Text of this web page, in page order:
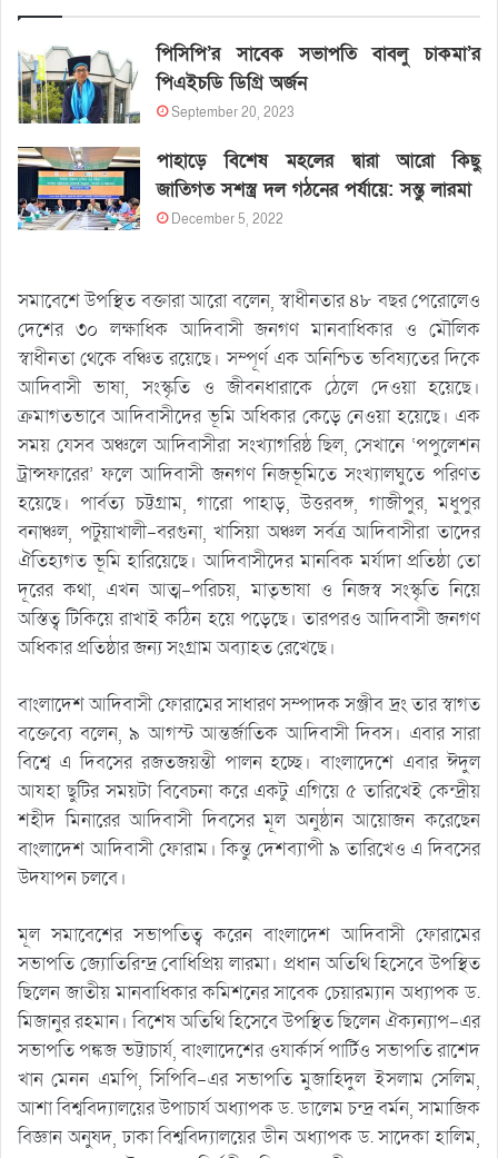
পিসিপি’র সাবেক সভাপতি বাবলু চাকমা’র
পিএইচডি ডিগ্রি অর্জন
September 20, 2023
পাহাড়ে বিশেষ মহলের দ্বারা আরো কিছু
জাতিগত সশস্ত্র দল গঠনের পর্যায়ে: সন্তু লারমা
December 5, 2022
সমাবেশে উপস্থিত বক্তারা আরো বলেন, স্বাধীনতার ৪৮ বছর পেরোলেও
দেশের ৩০ লক্ষাধিক আদিবাসী জনগণ মানবাধিকার ও মৌলিক
স্বাধীনতা থেকে বঞ্চিত রয়েছে। সম্পূর্ণ এক অনিশ্চিত ভবিষ্যতের দিকে
আদিবাসী ভাষা, সংস্কৃতি ও জীবনধারাকে ঠেলে দেওয়া হয়েছে।
ক্রমাগতভাবে আদিবাসীদের ভূমি অধিকার কেড়ে নেওয়া হয়েছে। এক
সময় যেসব অঞ্চলে আদিবাসীরা সংখ্যাগরিষ্ঠ ছিল, সেখানে ‘পপুলেশন
ট্রান্সফারের’ ফলে আদিবাসী জনগণ নিজভূমিতে সংখ্যালঘুতে পরিণত
হয়েছে। পার্বত্য চট্টগ্রাম, গারো পাহাড়, উত্তরবঙ্গ, গাজীপুর, মধুপুর
বনাঞ্চল, পটুয়াখালী-বরগুনা, খাসিয়া অঞ্চল সর্বত্র আদিবাসীরা তাদের
ঐতিহ্যগত ভূমি হারিয়েছে। আদিবাসীদের মানবিক মর্যাদা প্রতিষ্ঠা তো
দূরের কথা, এখন আত্ম-পরিচয়, মাতৃভাষা ও নিজস্ব সংস্কৃতি নিয়ে
অস্তিত্ব টিকিয়ে রাখাই কঠিন হয়ে পড়েছে। তারপরও আদিবাসী জনগণ
অধিকার প্রতিষ্ঠার জন্য সংগ্রাম অব্যাহত রেখেছে।
বাংলাদেশ আদিবাসী ফোরামের সাধারণ সম্পাদক সঞ্জীব দ্রং তার স্বাগত
বক্তেব্যে বলেন, ৯ আগস্ট আন্তর্জাতিক আদিবাসী দিবস। এবার সারা
বিশ্বে এ দিবসের রজতজয়ন্তী পালন হচ্ছে। বাংলাদেশে এবার ঈদুল
আযহা ছুটির সময়টা বিবেচনা করে একটু এগিয়ে ৫ তারিখেই কেন্দ্রীয়
শহীদ মিনারের আদিবাসী দিবসের মূল অনুষ্ঠান আয়োজন করেছেন
বাংলাদেশ আদিবাসী ফোরাম। কিন্তু দেশব্যাপী ৯ তারিখেও এ দিবসের
উদযাপন চলবে।
মূল সমাবেশের সভাপতিত্ব করেন বাংলাদেশ আদিবাসী ফোরামের
সভাপতি জ্যোতিরিন্দ্র বোধিপ্রিয় লারমা। প্রধান অতিথি হিসেবে উপস্থিত
ছিলেন জাতীয় মানবাধিকার কমিশনের সাবেক চেয়ারম্যান অধ্যাপক ড.
মিজানুর রহমান। বিশেষ অতিথি হিসেবে উপস্থিত ছিলেন ঐক্যন্যাপ-এর
সভাপতি পঙ্কজ ভট্টাচার্য, বাংলাদেশের ওযার্কার্স পার্টিও সভাপতি রাশেদ
খান মেনন এমপি, সিপিবি-এর সভাপতি মুজাহিদুল ইসলাম সেলিম,
আশা বিশ্ববিদ্যালয়ের উপাচার্য অধ্যাপক ড. ডালেম চন্দ্র বর্মন, সামাজিক
বিজ্ঞান অনুষদ, ঢাকা বিশ্ববিদ্যালয়ের ডীন অধ্যাপক ড. সাদেকা হালিম,